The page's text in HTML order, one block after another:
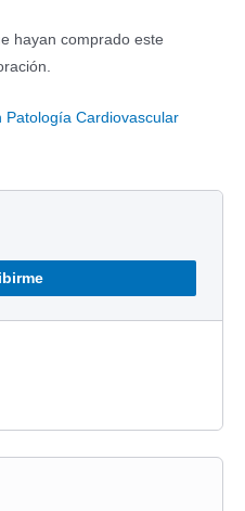
hayan comprado este
Patología Cardiovascular